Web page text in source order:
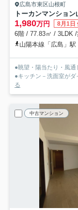
広島市東区山根町
トーカンマンショ
1,980万円 8月1日
6階 / 77.83㎡ / 3LDK
山陽本線「広島」駅
●眺望・陽当たり・風
●キッチン－洗面室がダ
る
中古マンション